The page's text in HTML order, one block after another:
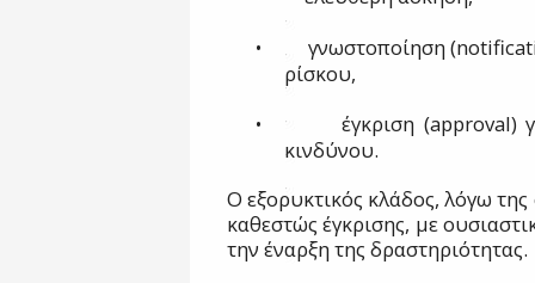
•
γνωστοποίηση
ρίσκου,
•
έγκριση (approval)
κινδύνου.
Ο εξορυκτικός κλάδος, λόγω
καθεστώς έγκρισης, με
την έναρξη της δραστηριότητας.